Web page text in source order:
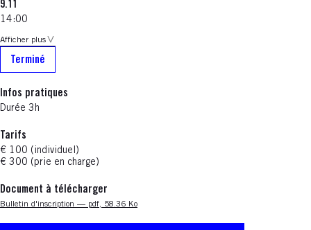
9.11
14:00
Afficher plus
Terminé
Infos pratiques
Durée 3h
Tarifs
€ 100 (individuel)
€ 300 (prie en charge)
Document à télécharger
Nouvelle fenêtre
Bulletin d'inscription — pdf, 58.36 Ko